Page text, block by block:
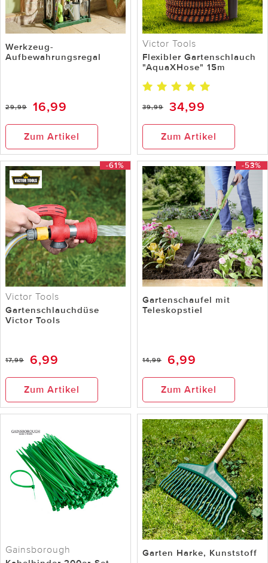
Werkzeug-
Aufbewahrungsregal
29,99 16,99
Zum Artikel
Victor Tools
Flexibler Gartenschlauch
"AquaXHose" 15m
39,99 34,99
Zum Artikel
-61%
Victor Tools
Gartenschlauchdüse
Victor Tools
17,99 6,99
Zum Artikel
-53%
Gartenschaufel mit
Teleskopstiel
14,99 6,99
Zum Artikel
Gainsborough Garten Harke, Kunststoff